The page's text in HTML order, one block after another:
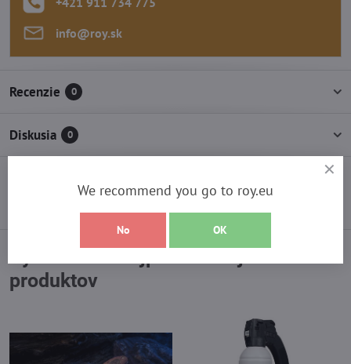
info​@roy​.sk
Recenzie 0
Diskusia 0
Nasledujúci produkt
produktov
We recommend you go to roy.eu
No OK